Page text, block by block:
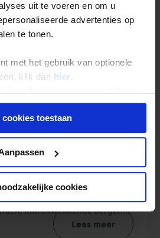
uit te voeren en om u
advertenties op
te tonen.
met het gebruik van optionele
klik dan hier .
elk gewenst moment voor de
cookies toestaan
cookies
Australië
april mee met de nieuwe 4-
rondreis. Tijdens
Australië bezochten we
indrukwekkende bergen...
Lees meer